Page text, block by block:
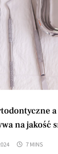
na jakość
7 MINS